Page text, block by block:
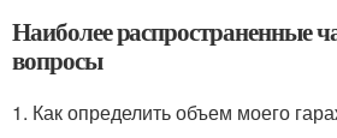
Наиболее распространенные
вопросы
1. Как определить объем моего